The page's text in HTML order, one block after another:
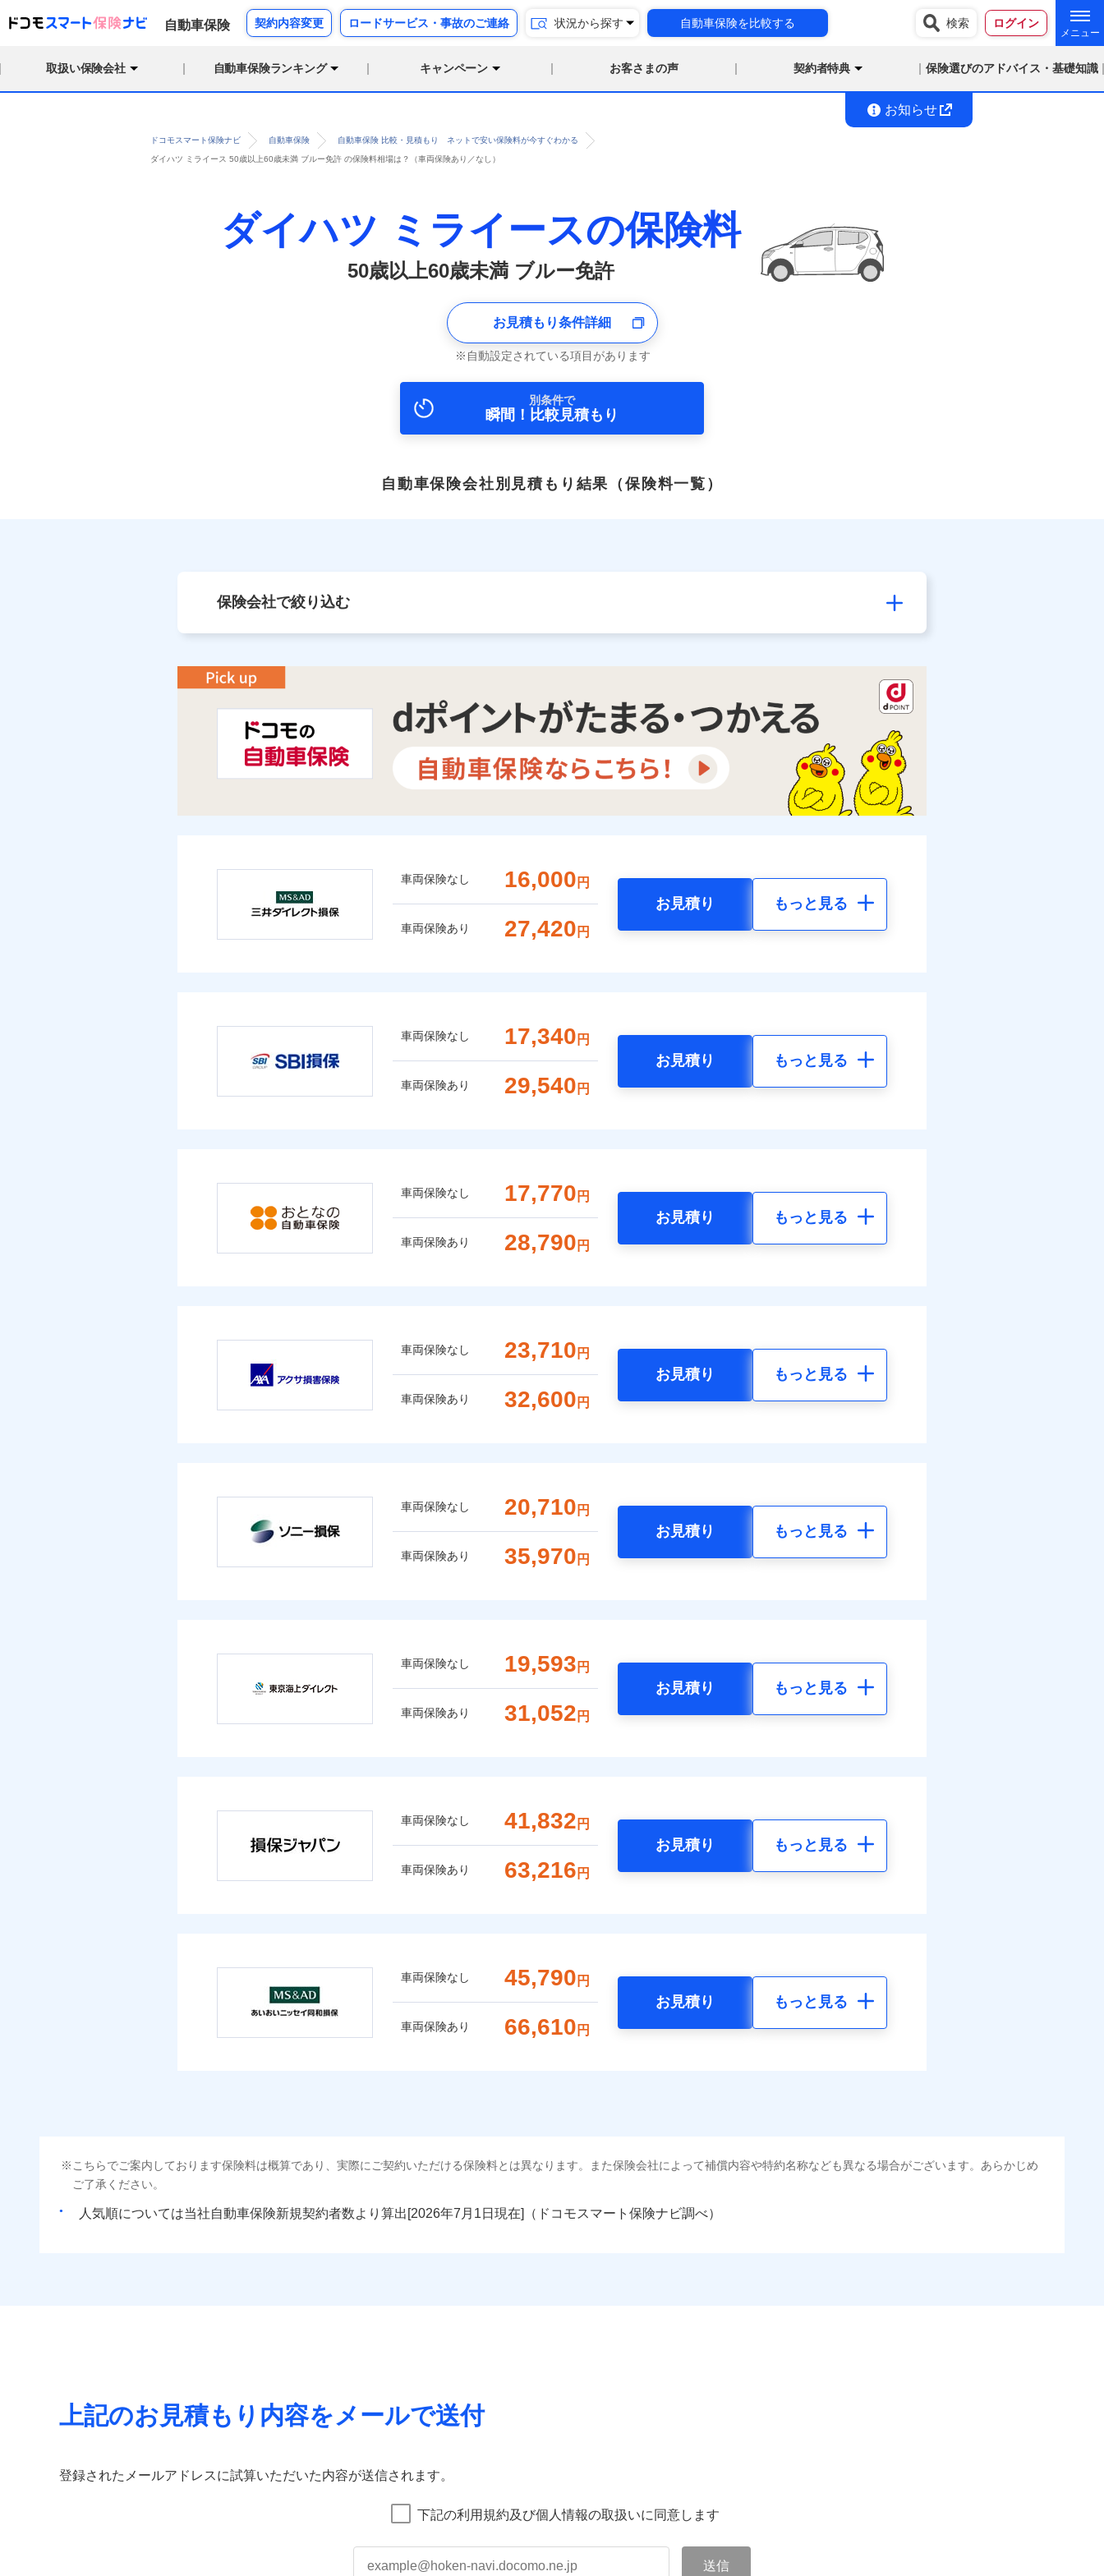
自動車保険 契約内容変更 ロードサービス・事故のご連絡 状況から探す 自動車保険を比較する 検索 ログイン
取扱い保険会社 自動車保険ランキング キャンペーン お客さまの声 契約者特典 保険選びのアドバイス・基礎知識
お知らせ
ドコモスマート保険ナビ 自動車保険 自動車保険 比較・見積もり ネットで安い保険料が今すぐわかる
ダイハツ ミライース 50歳以上60歳未満 ブルー免許 の保険料相場は？（車両保険あり／なし）
ダイハツ ミライースの保険料
50歳以上60歳未満 ブルー免許
お見積もり条件詳細
自動設定されている項目があります
別条件で
瞬間！比較見積もり
自動車保険会社別見積もり結果 （保険料一覧）
保険会社で絞り込む
車両保険なし 16,000 円
車両保険あり 27,420 円
お見積り もっと見る
車両保険なし 17,340 円
車両保険あり 29,540 円
お見積り もっと見る
車両保険なし 17,770 円
車両保険あり 28,790 円
お見積り もっと見る
車両保険なし 23,710 円
車両保険あり 32,600 円
お見積り もっと見る
車両保険なし 20,710 円
車両保険あり 35,970 円
お見積り もっと見る
車両保険なし 19,593 円
車両保険あり 31,052 円
お見積り もっと見る
車両保険なし 41,832 円
車両保険あり 63,216 円
お見積り もっと見る
車両保険なし 45,790 円
車両保険あり 66,610 円
お見積り もっと見る
こちらでご案内しております保険料は概算であり、実際にご契約いただける保険料とは異なります。また保険会社によって補償内容や特約名称なども異なる場合がございます。あらかじめ
ご了承ください。
人気順については当社 新規契約者数より算出[ 年 月 日現在]（ドコモスマート保険ナビ調べ）
上記のお見積もり内容をメールで送付
登録されたメールアドレスに試算いただいた内容が送信されます。
下記の利用規約及び個人情報の取扱いに同意します